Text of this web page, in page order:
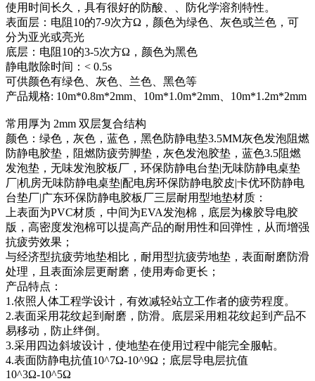
使用时间长久，具有很好的防酸、、防化学溶剂特性。
表面层：电阻10的7-9次方Ω，颜色为绿色、灰色或兰色，可
分为亚光或亮光
底层：电阻10的3-5次方Ω，颜色为黑色
静电散除时间：< 0.5s
可供颜色有绿色、灰色、兰色、黑色等
产品规格: 10m*0.8m*2mm、10m*1.0m*2mm、10m*1.2m*2mm
常用厚为 2mm 双层复合结构
颜色：绿色，灰色，蓝色，黑色防静电垫3.5MM灰色发泡阻燃
防静电胶垫，阻燃防疲劳脚垫，灰色发泡胶垫，蓝色3.5阻燃
发泡垫，无味发泡胶板厂，环保防静电台垫|无味防静电桌垫
厂|机房无味防静电桌垫|配电房环保防静电胶皮|卡优环防静电
台垫厂|广东环保防静电胶板厂三层耐用型地垫材质：
上表面为PVC材质，中间为EVA发泡棉，底层为橡胶导电胶
版，高密度发泡棉可以提高产品的耐用性和回弹性，从而增强
抗疲劳效果；
与经济型抗疲劳地垫相比，耐用型抗疲劳地垫，表面耐磨防滑
处理，且表面涂层更耐磨，使用寿命更长；
产品特点：
1.依照人体工程学设计，有效减轻站立工作者的疲劳程度。
2.表面采用花纹起到耐磨，防滑。底层采用粗花纹起到产品不
易移动，防止绊倒。
3.采用四边斜坡设计，使地垫在使用过程中能完全服帖。
4.表面防静电抗值10^7Ω-10^9Ω；底层导电层抗值
10^3Ω-10^5Ω